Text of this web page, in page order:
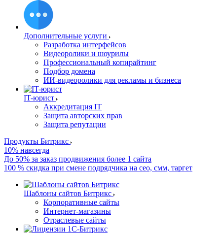
Дополнительные услуги
Разработка интерфейсов
Видеоролики и шоурилы
Профессиональный копирайтинг
Подбор домена
ИИ-видеоролики для рекламы и бизнеса
IT-юрист
Аккредитация IT
Защита авторских прав
Защита репутации
Продукты Битрикс
10% навсегда
До 50% за заказ продвижения более 1 сайта
100 % скидка при смене подрядчика на сео, смм, таргет
Шаблоны сайтов Битрикс
Корпоративные сайты
Интернет-магазины
Отраслевые сайты